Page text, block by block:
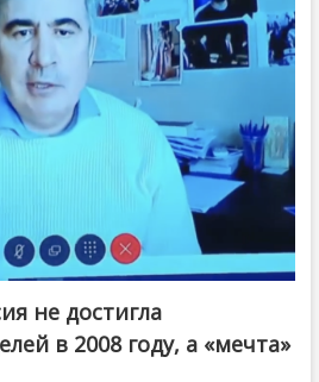
не достигла
в 2008 году, а «мечта»